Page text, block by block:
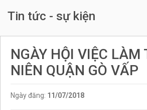
Tin tức - sự kiện
NGÀY HỘI VIỆC LÀM
NIÊN QUẬN GÒ VẤP
Ngày đăng: 11/07/2018